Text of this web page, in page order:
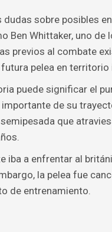
dudas sobre posibles
Ben Whittaker, uno de
previos al combate
pelea en territorio
puede significar el
de su
que
iba a enfrentar al
la pelea fue
de entrenamiento.